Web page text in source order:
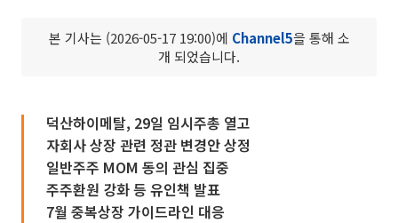
본 기사는 (2026-05-17 19:00)에 Channel5을 통해 소
개 되었습니다.
덕산하이메탈, 29일 임시주총 열고
자회사 상장 관련 정관 변경안 상정
일반주주 MOM 동의 관심 집중
주주환원 강화 등 유인책 발표
7월 중복상장 가이드라인 대응